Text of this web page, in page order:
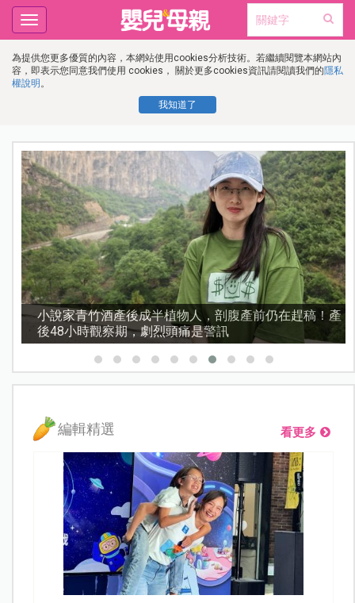
為提供您更多優質的內容，本網站使用cookies分析技術。若繼續閱覽本網站內
容，即表示您同意我們使用 cookies， 關於更多cookies資訊請閱讀我們的隱私
權說明 。
我知道了
Toggle
navigation
小說家青竹酒產後成半植物人，剖腹產前仍在趕稿！產
後48小時觀察期，劇烈頭痛是警訊
編輯精選 看更多